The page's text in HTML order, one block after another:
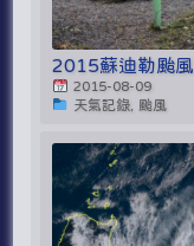
2015蘇迪勒颱風
2015-08-09
天氣記錄, 颱風